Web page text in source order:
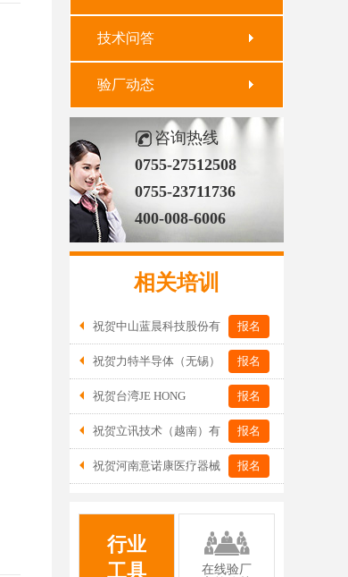
技术问答
验厂动态
咨询热线
0755-27512508
0755-23711736
400-008-6006
相关培训
报名
祝贺中山蓝晨科技股份有
限公司2026年一次性成功通过BSCI验
报名
祝贺力特半导体（无锡）
有限公司2026年一次性成功通过RBA-
报名
祝贺台湾JE HONG
INTERNATIONAL TEXTILE CO., LTD
2026年一次性成功通过GRS认证
报名
祝贺立讯技术（越南）有
限公司2026年一次性成功通过RBA-VAP
报名
祝贺河南意诺康医疗器械
证
行业
工具
在线验厂